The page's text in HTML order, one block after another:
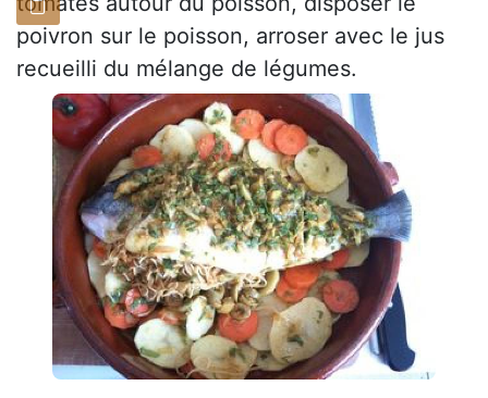
poivron sur le poisson, arroser avec le jus
recueilli du mélange de légumes.